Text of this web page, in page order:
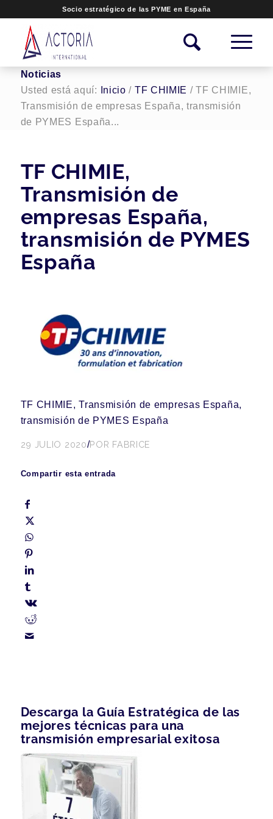
Socio estratégico de las PYME en España
Noticias
Usted está aquí:
Inicio / TF CHIMIE / TF CHIMIE,
Transmisión de empresas España, transmisión
de PYMES España...
TF CHIMIE,
Transmisión de
empresas España,
transmisión de PYMES
España
TF CHIMIE, Transmisión de empresas España,
transmisión de PYMES España
29 JULIO 2020/POR FABRICE
Compartir esta entrada
Descarga la Guía Estratégica de las
mejores técnicas para una
transmisión empresarial exitosa